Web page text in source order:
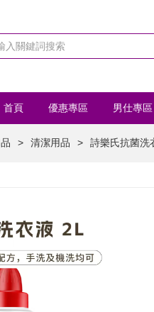
首頁 優惠專區 男仕專區
化妝品 首飾/髮飾 運動
> 清潔用品 > 詩樂氏抗菌洗